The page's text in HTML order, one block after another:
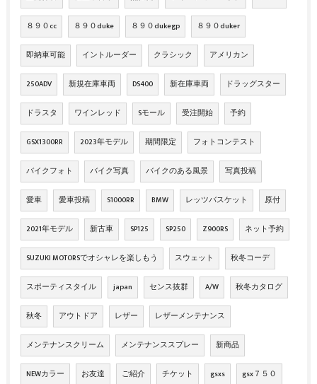
８９０cc ８９０duke ８９０dukegp ８９０duker
即納車可能 イントルーダー クラシック アメリカン
250ADV 新規在庫車両 DS400 新在庫車両 ドラッグスター
ドラスタ ワインレッド Sモール 受注開始 予約
GSX1300RR 2023年モデル 期間限定 フォトコンテスト
バイクフォト バイク写真 バイクのある風景 写真投稿
愛車 愛車投稿 S1000RR BMW レッツバスケット 原付
2021年モデル 新古車 SP125 SP250 Z900RS ネット予約
SUZUKI MOTORSでオシャレを楽しもう スウェット 秋冬コーデ
スポーティスタイル japan センス抜群 A/W 秋冬カタログ
秋冬 アウトドア レザー レザーメンテナンス
メンテナンスクリーム メンテナンススプレー 新商品
NEWカラー お友達 ご紹介 チケット gsxs gsx７５０